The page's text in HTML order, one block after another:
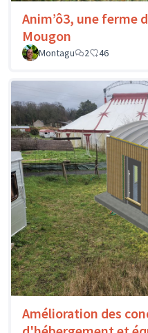
Anim’ô3, une ferme
Mougon
Montagu
2 46
Amélioration des